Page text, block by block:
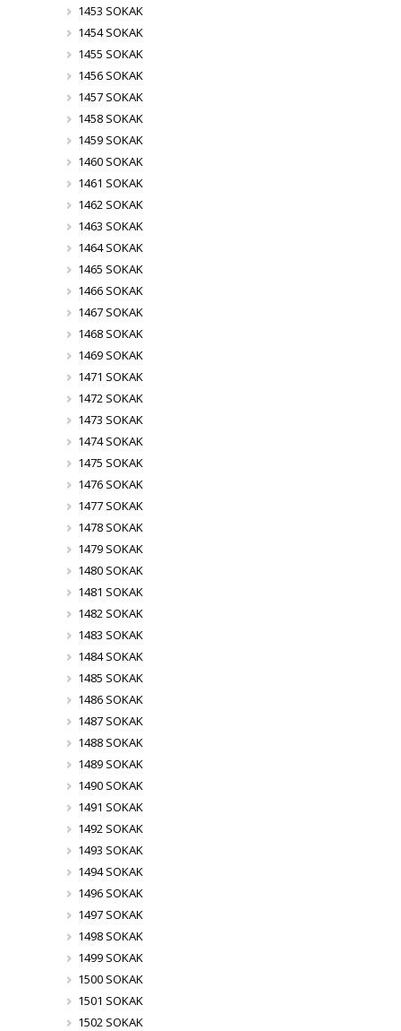
1453 SOKAK
1454 SOKAK
1455 SOKAK
1456 SOKAK
1457 SOKAK
1458 SOKAK
1459 SOKAK
1460 SOKAK
1461 SOKAK
1462 SOKAK
1463 SOKAK
1464 SOKAK
1465 SOKAK
1466 SOKAK
1467 SOKAK
1468 SOKAK
1469 SOKAK
1471 SOKAK
1472 SOKAK
1473 SOKAK
1474 SOKAK
1475 SOKAK
1476 SOKAK
1477 SOKAK
1478 SOKAK
1479 SOKAK
1480 SOKAK
1481 SOKAK
1482 SOKAK
1483 SOKAK
1484 SOKAK
1485 SOKAK
1486 SOKAK
1487 SOKAK
1488 SOKAK
1489 SOKAK
1490 SOKAK
1491 SOKAK
1492 SOKAK
1493 SOKAK
1494 SOKAK
1496 SOKAK
1497 SOKAK
1498 SOKAK
1499 SOKAK
1500 SOKAK
1501 SOKAK
1502 SOKAK